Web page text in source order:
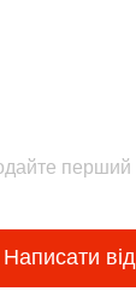
перший
Написати